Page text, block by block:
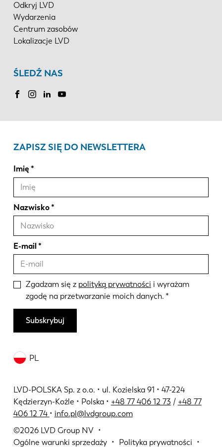
Odkryj LVD
Wydarzenia
Centrum zasobów
Lokalizacje LVD
ŚLEDŹ NAS
PL
LVD-POLSKA Sp. z o.o. • ul. Kozielska 91 • 47-224
Kędzierzyn-Koźle • Polska • +48 77 406 12 73 / +48 77
406 12 74 • info.pl@lvdgroup.com
©2026 LVD Group NV
Ogólne warunki sprzedaży
Polityka prywatności
ZAPISZ SIĘ DO NEWSLETTERA
Imię
Nazwisko
E-mail
Zgadzam się z polityką prywatności i wyrażam
zgodę na przetwarzanie moich danych.
Subskrybuj